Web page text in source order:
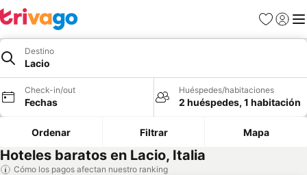
Favoritos
Iniciar
Destino
Lacio
Check-in/out
Fechas
Huéspedes/habitaciones
2 huéspedes, 1 habitación
Ordenar Filtrar Mapa
Hoteles baratos en Lacio, Italia
Cómo los pagos afectan nuestro ranking